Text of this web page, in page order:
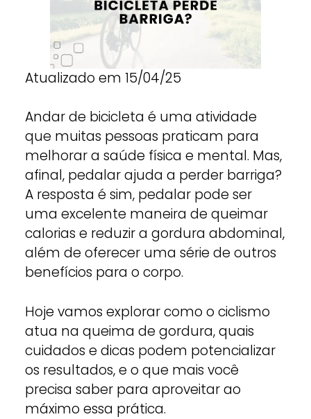
Atualizado em 15/04/25
Andar de bicicleta é uma atividade
que muitas pessoas praticam para
melhorar a saúde física e mental. Mas,
afinal, pedalar ajuda a perder barriga?
A resposta é sim, pedalar pode ser
uma excelente maneira de queimar
calorias e reduzir a gordura abdominal,
além de oferecer uma série de outros
benefícios para o corpo.
Hoje vamos explorar como o ciclismo
atua na queima de gordura, quais
cuidados e dicas podem potencializar
os resultados, e o que mais você
precisa saber para aproveitar ao
máximo essa prática.